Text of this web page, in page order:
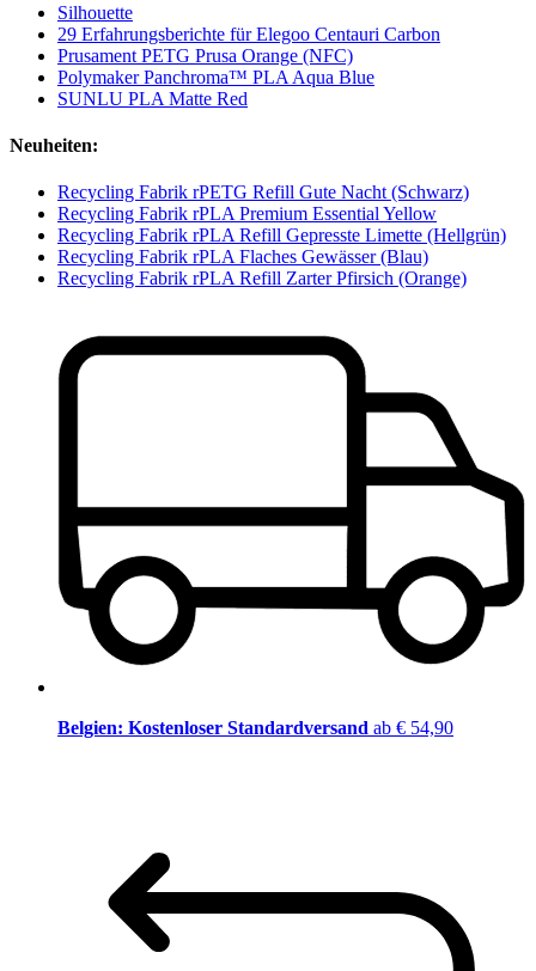
Silhouette
29 Erfahrungsberichte für Elegoo Centauri Carbon
Prusament PETG Prusa Orange (NFC)
Polymaker Panchroma™ PLA Aqua Blue
SUNLU PLA Matte Red
Neuheiten:
Recycling Fabrik rPETG Refill Gute Nacht (Schwarz)
Recycling Fabrik rPLA Premium Essential Yellow
Recycling Fabrik rPLA Refill Gepresste Limette (Hellgrün)
Recycling Fabrik rPLA Flaches Gewässer (Blau)
Recycling Fabrik rPLA Refill Zarter Pfirsich (Orange)
Belgien: Kostenloser Standardversand ab € 54,90